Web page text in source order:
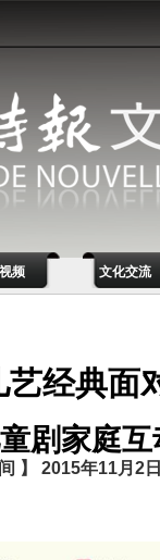
频 文化交流
艺经典面
剧家庭互
】 2015年11月2